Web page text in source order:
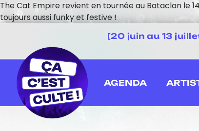
The Cat Empire revient en tournée au Bataclan le
toujours aussi funky et festive !
[20 juin au 13
AGENDA